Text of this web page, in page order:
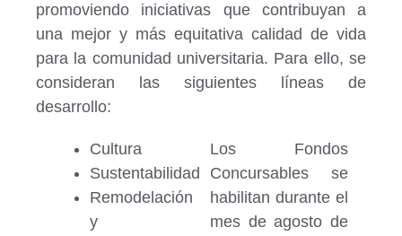
promoviendo iniciativas que contribuyan a
una mejor y más equitativa calidad de vida
para la comunidad universitaria. Para ello, se
consideran las siguientes líneas de
desarrollo:
Cultura
Sustentabilidad
Remodelación
y
Los Fondos
Concursables se
habilitan durante el
mes de agosto de